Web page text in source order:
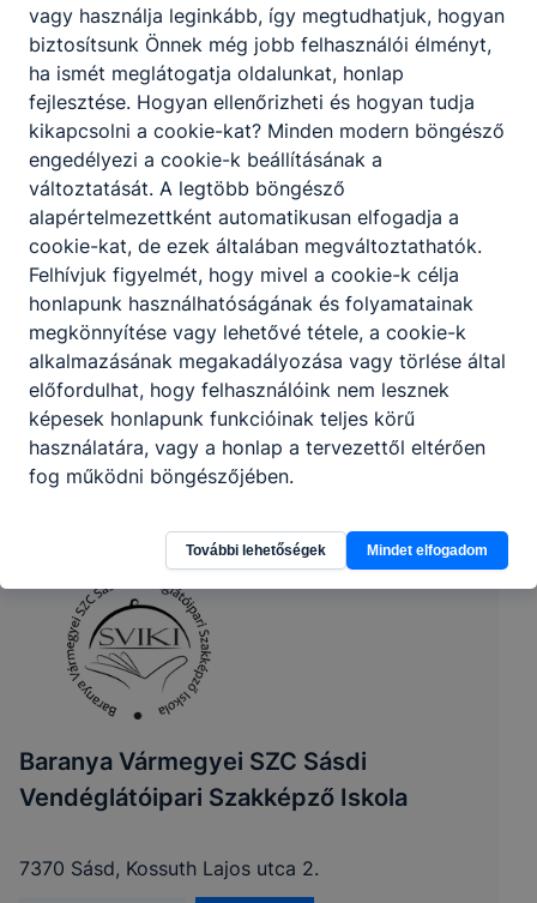
Partnereink
Baranya Vármegyei SZC Sásdi
Vendéglátóipari Szakképző Iskola
7370 Sásd, Kossuth Lajos utca 2.
vagy használja leginkább, így megtudhatjuk, hogyan
biztosítsunk Önnek még jobb felhasználói élményt,
ha ismét meglátogatja oldalunkat, honlap
fejlesztése. Hogyan ellenőrizheti és hogyan tudja
kikapcsolni a cookie-kat? Minden modern böngésző
engedélyezi a cookie-k beállításának a
változtatását. A legtöbb böngésző
alapértelmezettként automatikusan elfogadja a
cookie-kat, de ezek általában megváltoztathatók.
Felhívjuk figyelmét, hogy mivel a cookie-k célja
honlapunk használhatóságának és folyamatainak
megkönnyítése vagy lehetővé tétele, a cookie-k
alkalmazásának megakadályozása vagy törlése által
előfordulhat, hogy felhasználóink nem lesznek
képesek honlapunk funkcióinak teljes körű
használatára, vagy a honlap a tervezettől eltérően
fog működni böngészőjében.
További lehetőségek Mindet elfogadom